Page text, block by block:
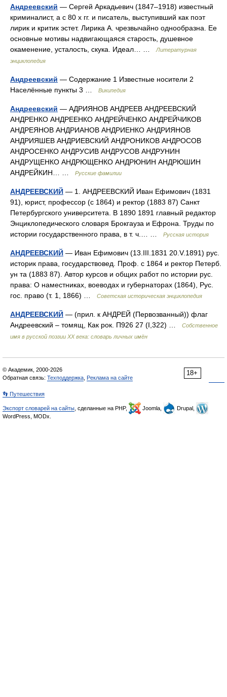
Андреевский — Сергей Аркадьевич (1847–1918) известный
криминалист, а с 80 х гг. и писатель, выступивший как поэт
лирик и критик эстет. Лирика А. чрезвычайно однообразна. Ее
основные мотивы надвигающаяся старость, душевное
окаменение, усталость, скука. Идеал… …
Литературная
энциклопедия
Андреевский — Содержание 1 Известные носители 2
Населённые пункты 3 …
Википедия
Андреевский — АДРИЯНОВ АНДРЕЕВ АНДРЕЕВСКИЙ
АНДРЕНКО АНДРЕЕНКО АНДРЕЙЧЕНКО АНДРЕЙЧИКОВ
АНДРЕЯНОВ АНДРИАНОВ АНДРИЕНКО АНДРИЯНОВ
АНДРИЯШЕВ АНДРИЕВСКИЙ АНДРОНИКОВ АНДРОСОВ
АНДРОСЕНКО АНДРУСИВ АНДРУСОВ АНДРУНИН
АНДРУЩЕНКО АНДРЮЩЕНКО АНДРЮНИН АНДРЮШИН
АНДРЕЙКИН… …
Русские фамилии
АНДРЕЕВСКИЙ — 1. АНДРЕЕВСКИЙ Иван Ефимович (1831
91), юрист, профессор (с 1864) и ректор (1883 87) Санкт
Петербургского университета. В 1890 1891 главный редактор
Энциклопедического словаря Брокгауза и Ефрона. Труды по
истории государственного права, в т. ч.… …
Русская история
АНДРЕЕВСКИЙ — Иван Ефимович (13.III.1831 20.V.1891) рус.
историк права, государствовед. Проф. с 1864 и ректор Петерб.
ун та (1883 87). Автор курсов и общих работ по истории рус.
права: О наместниках, воеводах и губернаторах (1864), Рус.
гос. право (т. 1, 1866) …
Советская историческая энциклопедия
АНДРЕЕВСКИЙ — (прил. к АНДРЕЙ (Первозванный)) флаг
Андреевский – томящ, Как рок. П926 27 (I,322) …
Собственное
имя в русской поэзии XX века: словарь личных имён
18+
© Академик, 2000-2026
Обратная связь: Техподдержка Реклама на сайте
👣 Путешествия
Экспорт словарей на сайты , сделанные на PHP, Joomla,
Drupal,
WordPress, MODx.